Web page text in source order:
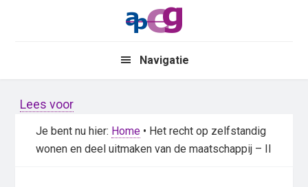
Navigatie
Lees voor
Je bent nu hier: Home • Het recht op zelfstandig
wonen en deel uitmaken van de maatschappij – II